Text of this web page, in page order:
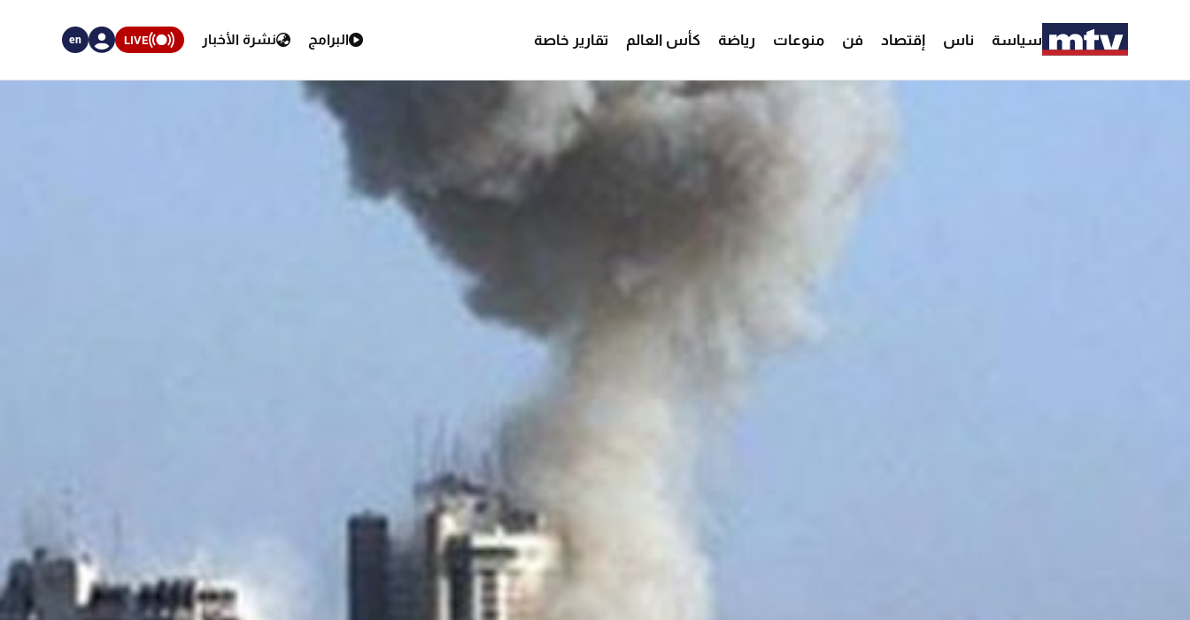
سياسة ناس إقتصاد فن منوعات رياضة كأس العالم تقارير خاصة البرامج نشرة الأخبار LIVE
en